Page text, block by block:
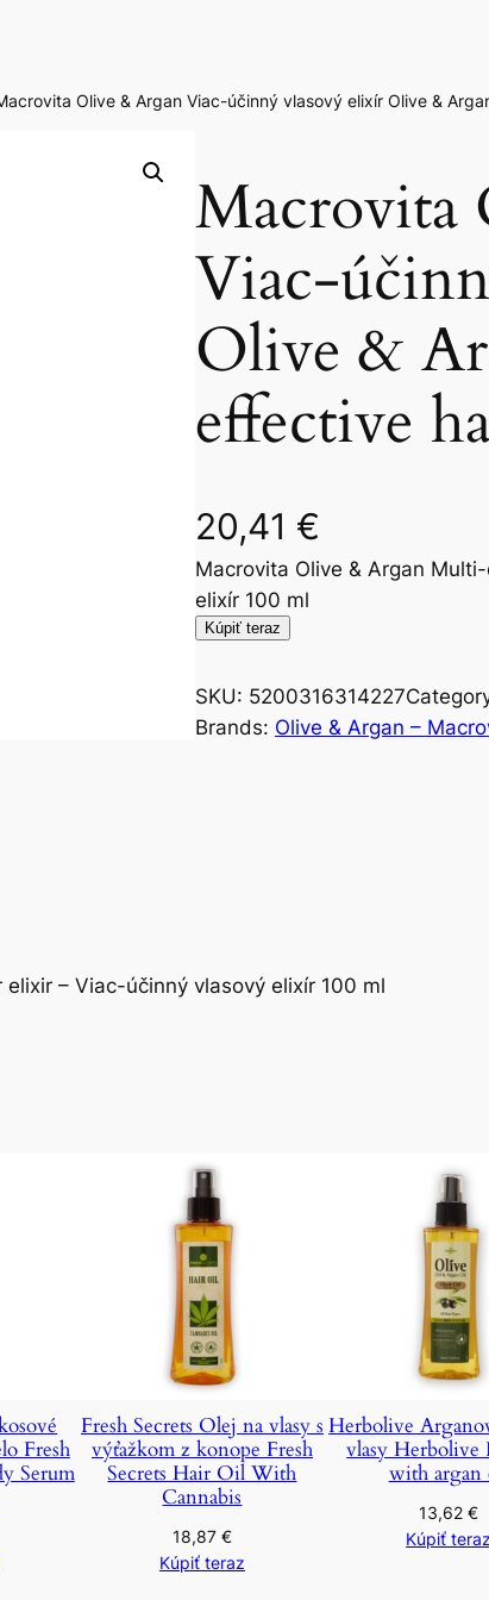
Olive & Argan Viac-účinný vlasový elixír Olive &
Macrovita
Viac-
Olive &
effective
20,41 €
Macrovita Olive & Argan
elixír 100 ml
Kúpiť teraz
SKU: 5200316314227
Brands: Olive & Argan –
– Viac-účinný vlasový elixír 100 ml
Fresh
Serum
Fresh Secrets Olej na vlasy s
výťažkom z konope Fresh
Secrets Hair Oil With
Cannabis
18,87 €
Kúpiť teraz
Herbolive
vlasy Herbolive
with argan
13,62€
Kúpiť teraz